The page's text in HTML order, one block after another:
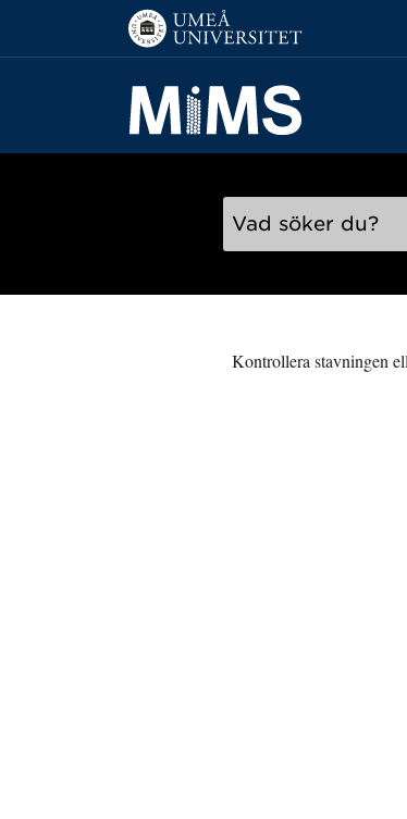
Hoppa direkt till innehållet
Sök
Kontrollera stavningen